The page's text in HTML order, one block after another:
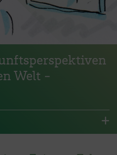
Welt -